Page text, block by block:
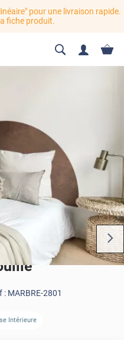
pour une livraison rapide.
fiche produit.
: MARBRE-2801
Intérieure